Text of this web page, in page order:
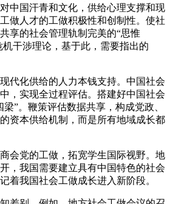
中国汗青和文化，供给心理支撑和现
做人才的工做积极性和创制性。使社
享的社会管理轨制完美的“思惟
机干涉理论，基于此，需要指出的
化供给的人力本钱支持。中国社会
，实现全过程评估。搭建好中国社会
”。鞭策评估数据共享，构成党政、
资本供给机制，而是所有地域成长都
党的工做，拓宽学生国际视野。地
，我国需要建立具有中国特色的社会
着我国社会工做成长进入新阶段。